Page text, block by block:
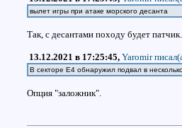
вылет игры при атаке морского десанта
Так, с десантами походу будет патчик.
13.12.2021 в 17:25:45, Yaromir
В секторе Е4 обнаружил подвал в
Опция "заложник".